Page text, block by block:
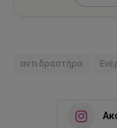
αντιδραστήρα